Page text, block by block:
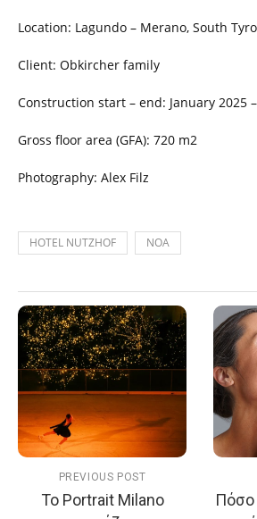
Location: Lagundo – Merano, South
Client: Obkircher family
Construction start – end: January 2025
Gross floor area (GFA): 720 m2
Photography: Alex Filz
HOTEL NUTZHOF NOA
PREVIOUS POST
Το Portrait Milano
Πόσο